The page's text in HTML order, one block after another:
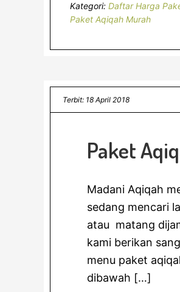
Kategori: Daftar Harga
Paket Aqiqah Murah
Terbit: 18 April 2018
Paket
Madani Aqiqah
sedang mencari
atau matang
kami berikan
menu paket
dibawah […]